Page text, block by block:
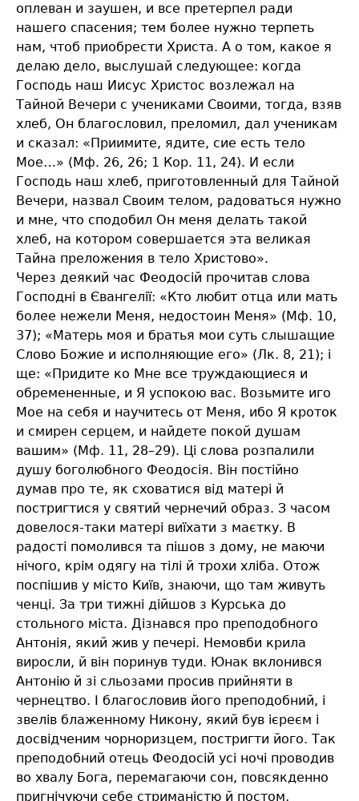
оплеван и заушен, и все претерпел ради
нашего спасения; тем более нужно терпеть
нам, чтоб приобрести Христа. А о том, какое я
делаю дело, выслушай следующее: когда
Господь наш Иисус Христос возлежал на
Тайной Вечери с учениками Своими, тогда, взяв
хлеб, Он благословил, преломил, дал ученикам
и сказал: «Приимите, ядите, сие есть тело
Мое…» (Мф. 26, 26; 1 Кор. 11, 24). И если
Господь наш хлеб, приготовленный для Тайной
Вечери, назвал Своим телом, радоваться нужно
и мне, что сподобил Он меня делать такой
хлеб, на котором совершается эта великая
Тайна преложения в тело Христово».
Через деякий час Феодосій прочитав слова
Господні в Євангелії: «Кто любит отца или мать
более нежели Меня, недостоин Меня» (Мф. 10,
37); «Матерь моя и братья мои суть слышащие
Слово Божие и исполняющие его» (Лк. 8, 21); і
ще: «Придите ко Мне все труждающиеся и
обремененные, и Я успокою вас. Возьмите иго
Мое на себя и научитесь от Меня, ибо Я кроток
и смирен серцем, и найдете покой душам
вашим» (Мф. 11, 28–29). Ці слова розпалили
душу боголюбного Феодосія. Він постійно
думав про те, як сховатися від матері й
постригтися у святий чернечий образ. З часом
довелося-таки матері виїхати з маєтку. В
радості помолився та пішов з дому, не маючи
нічого, крім одягу на тілі й трохи хліба. Отож
поспішив у місто Київ, знаючи, що там живуть
ченці. За три тижні дійшов з Курська до
стольного міста. Дізнався про преподобного
Антонія, який жив у печері. Немовби крила
виросли, й він поринув туди. Юнак вклонився
Антонію й зі сльозами просив прийняти в
чернецтво. І благословив його преподобний, і
звелів блаженному Никону, який був ієреєм і
досвідченим чорноризцем, постригти його. Так
преподобний отець Феодосій усі ночі проводив
во хвалу Бога, перемагаючи сон, повсякденно
пригнічуючи себе стриманістю й постом,